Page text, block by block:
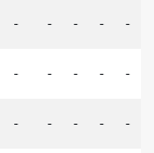
- - - - -
- - - - -
- - - - -